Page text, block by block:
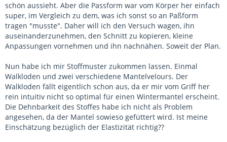
schön aussieht. Aber die Passform war vom Körper her einfach
super, im Vergleich zu dem, was ich sonst so an Paßform
tragen "musste". Daher will ich den Versuch wagen, ihn
auseinanderzunehmen, den Schnitt zu kopieren, kleine
Anpassungen vornehmen und ihn nachnähen. Soweit der Plan.
Nun habe ich mir Stoffmuster zukommen lassen. Einmal
Walkloden und zwei verschiedene Mantelvelours. Der
Walkloden fällt eigentlich schon aus, da er mir vom Griff her
rein intuitiv nicht so optimal für einen Wintermantel erscheint.
Die Dehnbarkeit des Stoffes habe ich nicht als Problem
angesehen, da der Mantel sowieso gefüttert wird. Ist meine
Einschätzung bezüglich der Elastizität richtig??